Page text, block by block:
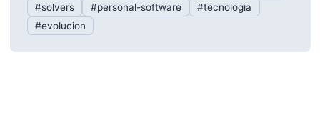
#solvers
#personal-software
#tecnologia
#evolucion